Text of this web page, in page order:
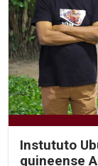
Instututo
guineense